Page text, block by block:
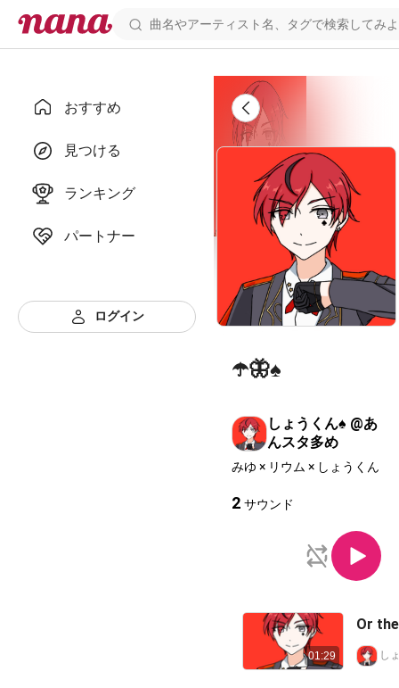
おすすめ
見つける
ランキング
パートナー
ログイン
☂️🦋♠️
しょうくん♠️ @あ
んスタ多め
みゆ × リウム × しょうくん
2 サウンド
01:29
Or
し